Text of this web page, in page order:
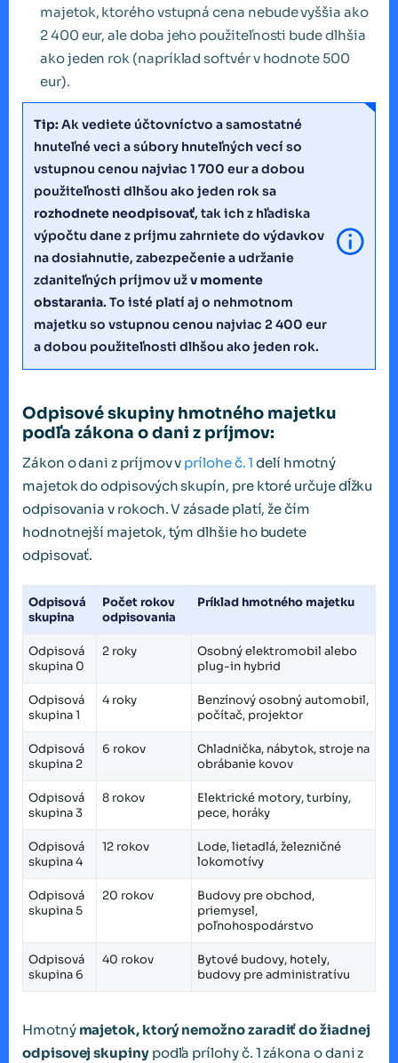
majetok, ktorého vstupná cena nebude vyššia ako
2 400 eur, ale doba jeho použiteľnosti bude dlhšia
ako jeden rok (napríklad softvér v hodnote 500
eur).
Tip:Ak vediete účtovníctvo a samostatné
hnuteľné veci a súbory hnuteľných vecí so
vstupnou cenou najviac 1 700 eur a dobou
použiteľnosti dlhšou ako jeden rok sa
rozhodnete neodpisovať, tak ich z hľadiska
výpočtu dane z príjmu zahrniete do výdavkov
na dosiahnutie, zabezpečenie a udržanie
zdaniteľných príjmov užv momente
obstarania. To isté platí aj o nehmotnom
majetku so vstupnou cenou najviac 2 400 eur
a dobou použiteľnosti dlhšou ako jeden rok.
Odpisové skupiny hmotného majetku
podľa zákona o dani z príjmov:
Zákon o dani z príjmov v prílohe č. 1 delí hmotný
majetok do odpisových skupín, pre ktoré určuje dĺžku
odpisovania v rokoch. V zásade platí, že čím
hodnotnejší majetok, tým dlhšie ho budete
odpisovať.
Odpisová
skupina
Počet rokov
odpisovania
Príklad hmotného majetku
Odpisová
skupina 0
2 roky
Osobný elektromobil alebo
plug-in hybrid
Odpisová
skupina 1
4 roky
Benzínový osobný automobil,
počítač, projektor
Odpisová
skupina 2
6 rokov
Chladnička, nábytok, stroje na
obrábanie kovov
Odpisová
skupina 3
8 rokov
Elektrické motory, turbíny,
pece, horáky
Odpisová
skupina 4
12 rokov
Lode, lietadlá, železničné
lokomotívy
Odpisová
skupina 5
20 rokov
Budovy pre obchod,
priemysel,
poľnohospodárstvo
Odpisová
skupina 6
40 rokov
Bytové budovy, hotely,
budovy pre administratívu
Hmotný majetok, ktorý nemožno zaradiť do žiadnej
odpisovej skupinypodľa prílohy č. 1 zákona o dani z